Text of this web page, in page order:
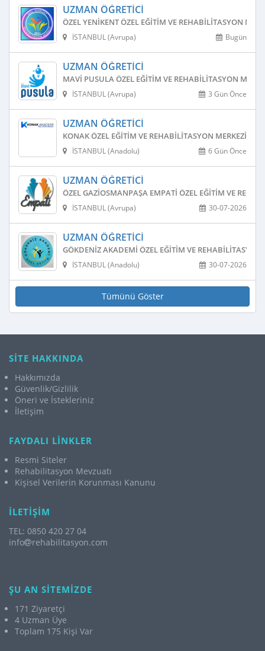
UZMAN ÖĞRETICI
ÖZEL YENIKENT ÖZEL EĞITIM VE REHABILITASYON
Bugün
İSTANBUL (Avrupa)
UZMAN ÖĞRETICI
MAVI PUSULA ÖZEL EĞITIM VE REHABILITASYON
3 Gün Önce
İSTANBUL (Avrupa)
UZMAN ÖĞRETICI
KONAK ÖZEL EĞITIM VE REHABILITASYON MERKEZI
6 Gün Önce
İSTANBUL (Anadolu)
UZMAN ÖĞRETICI
ÖZEL GAZIOSMANPAŞA EMPATI ÖZEL EĞITIM VE
30-07-2026
İSTANBUL (Avrupa)
UZMAN ÖĞRETICI
GÖKDENIZ AKADEMI ÖZEL EĞITIM VE REHABILITASYON
30-07-2026
İSTANBUL (Anadolu)
Tümünü Göster
SİTE HAKKINDA
Hakkımızda
Güvenlik/Gizlilik
Öneri ve İstekleriniz
İletişim
FAYDALI LİNKLER
Resmi Siteler
Rehabilitasyon Mevzuatı
Kişisel Verilerin Korunması Kanunu
İLETİŞİM
TEL: 0850 420 27 04
info
rehabilitasyon.com
ŞU AN SİTEMİZDE
171 Ziyaretçi
4 Uzman Üye
Toplam 175 Kişi Var